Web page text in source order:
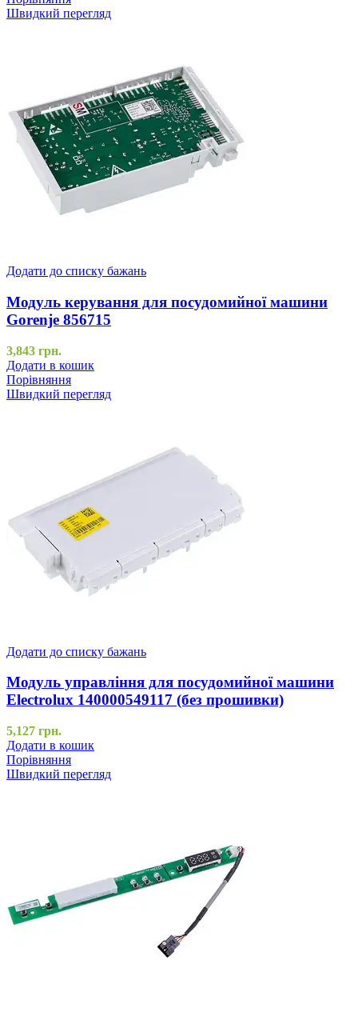
Швидкий перегляд
Додати до списку бажань
Модуль керування для посудомийної машини
Gorenje 856715
3,843 грн.
Додати в кошик
Порівняння
Швидкий перегляд
Додати до списку бажань
Модуль управління для посудомийної машини
Electrolux 140000549117 (без прошивки)
5,127 грн.
Додати в кошик
Порівняння
Швидкий перегляд